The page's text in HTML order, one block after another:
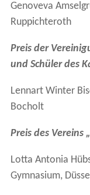
Genoveva
Ruppichteroth
Preis der
und Schüler des
Lennart Winter
Bocholt
Preis des Vereins
Lotta Antonia
Gymnasium,